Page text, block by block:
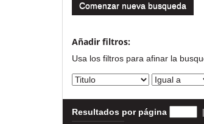
Comenzar nueva busqueda
Añadir filtros:
Usa los filtros para afinar la
Resultados por página |